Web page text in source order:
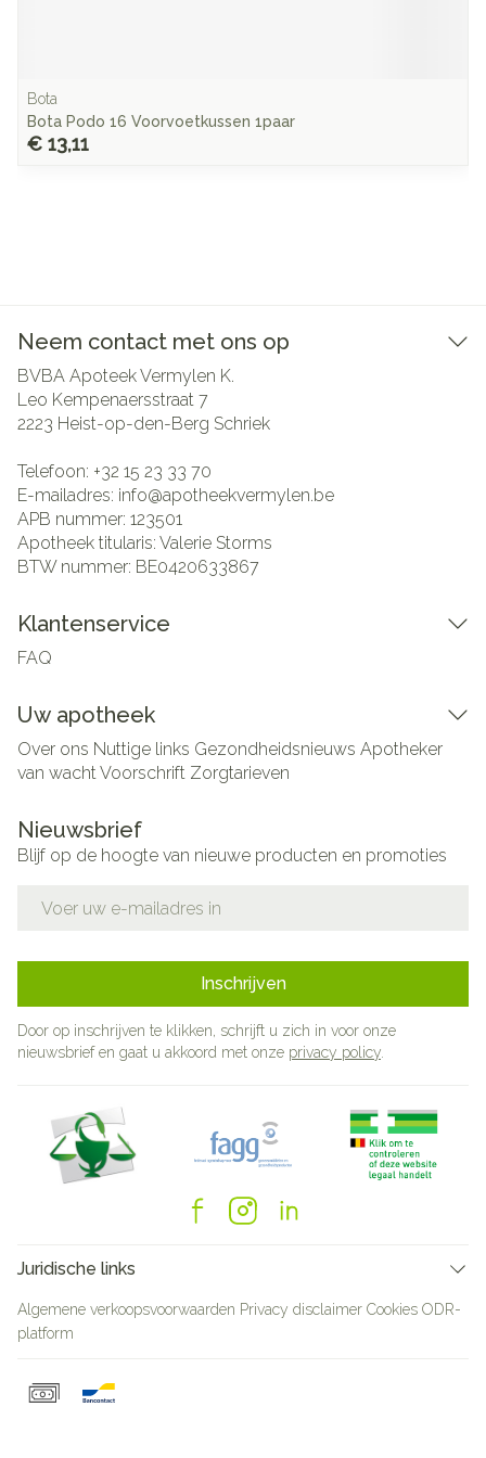
Bota
Bota Podo 16 Voorvoetkussen 1paar
€ 13,11
Neem contact met ons op
BVBA Apoteek Vermylen K.
Leo Kempenaersstraat 7
2223 Heist-op-den-Berg Schriek
Telefoon: +32 15 23 33 70
E-mailadres: info@apotheekvermylen.be
APB nummer: 123501
Apotheek titularis: Valerie Storms
BTW nummer: BE0420633867
Klantenservice
FAQ
Uw apotheek
Over ons Nuttige links Gezondheidsnieuws Apotheker
van wachtVoorschrift Zorgtarieven
Nieuwsbrief
Blijf op de hoogte van nieuwe producten en promoties
Inschrijven
Door op inschrijven te klikken, schrijft u zich in voor onze
nieuwsbrief en gaat u akkoord met onze privacy policy
Juridische links
Algemene verkoopsvoorwaarden Privacy disclaimer Cookies ODR-
platform